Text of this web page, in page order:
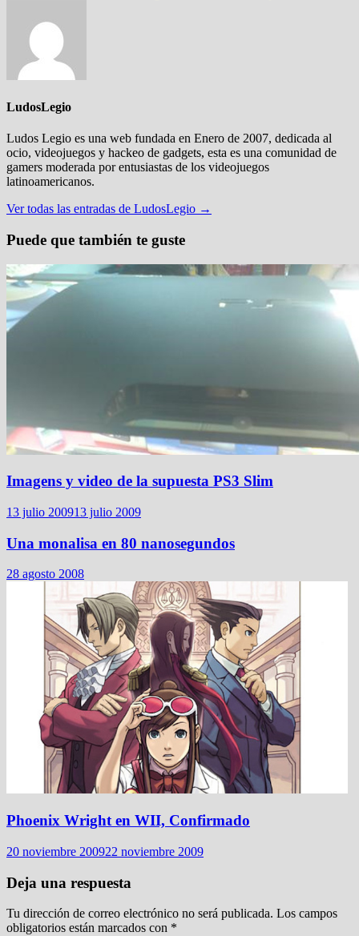
LudosLegio
Ludos Legio es una web fundada en Enero de 2007, dedicada al
ocio, videojuegos y hackeo de gadgets, esta es una comunidad de
gamers moderada por entusiastas de los videojuegos
latinoamericanos.
Ver todas las entradas de LudosLegio →
Puede que también te guste
Imagens y video de la supuesta PS3 Slim
13 julio 200913 julio 2009
Una monalisa en 80 nanosegundos
28 agosto 2008
Phoenix Wright en WII, Confirmado
20 noviembre 200922 noviembre 2009
Deja una respuesta
Tu dirección de correo electrónico no será publicada. Los campos
obligatorios están marcados con *